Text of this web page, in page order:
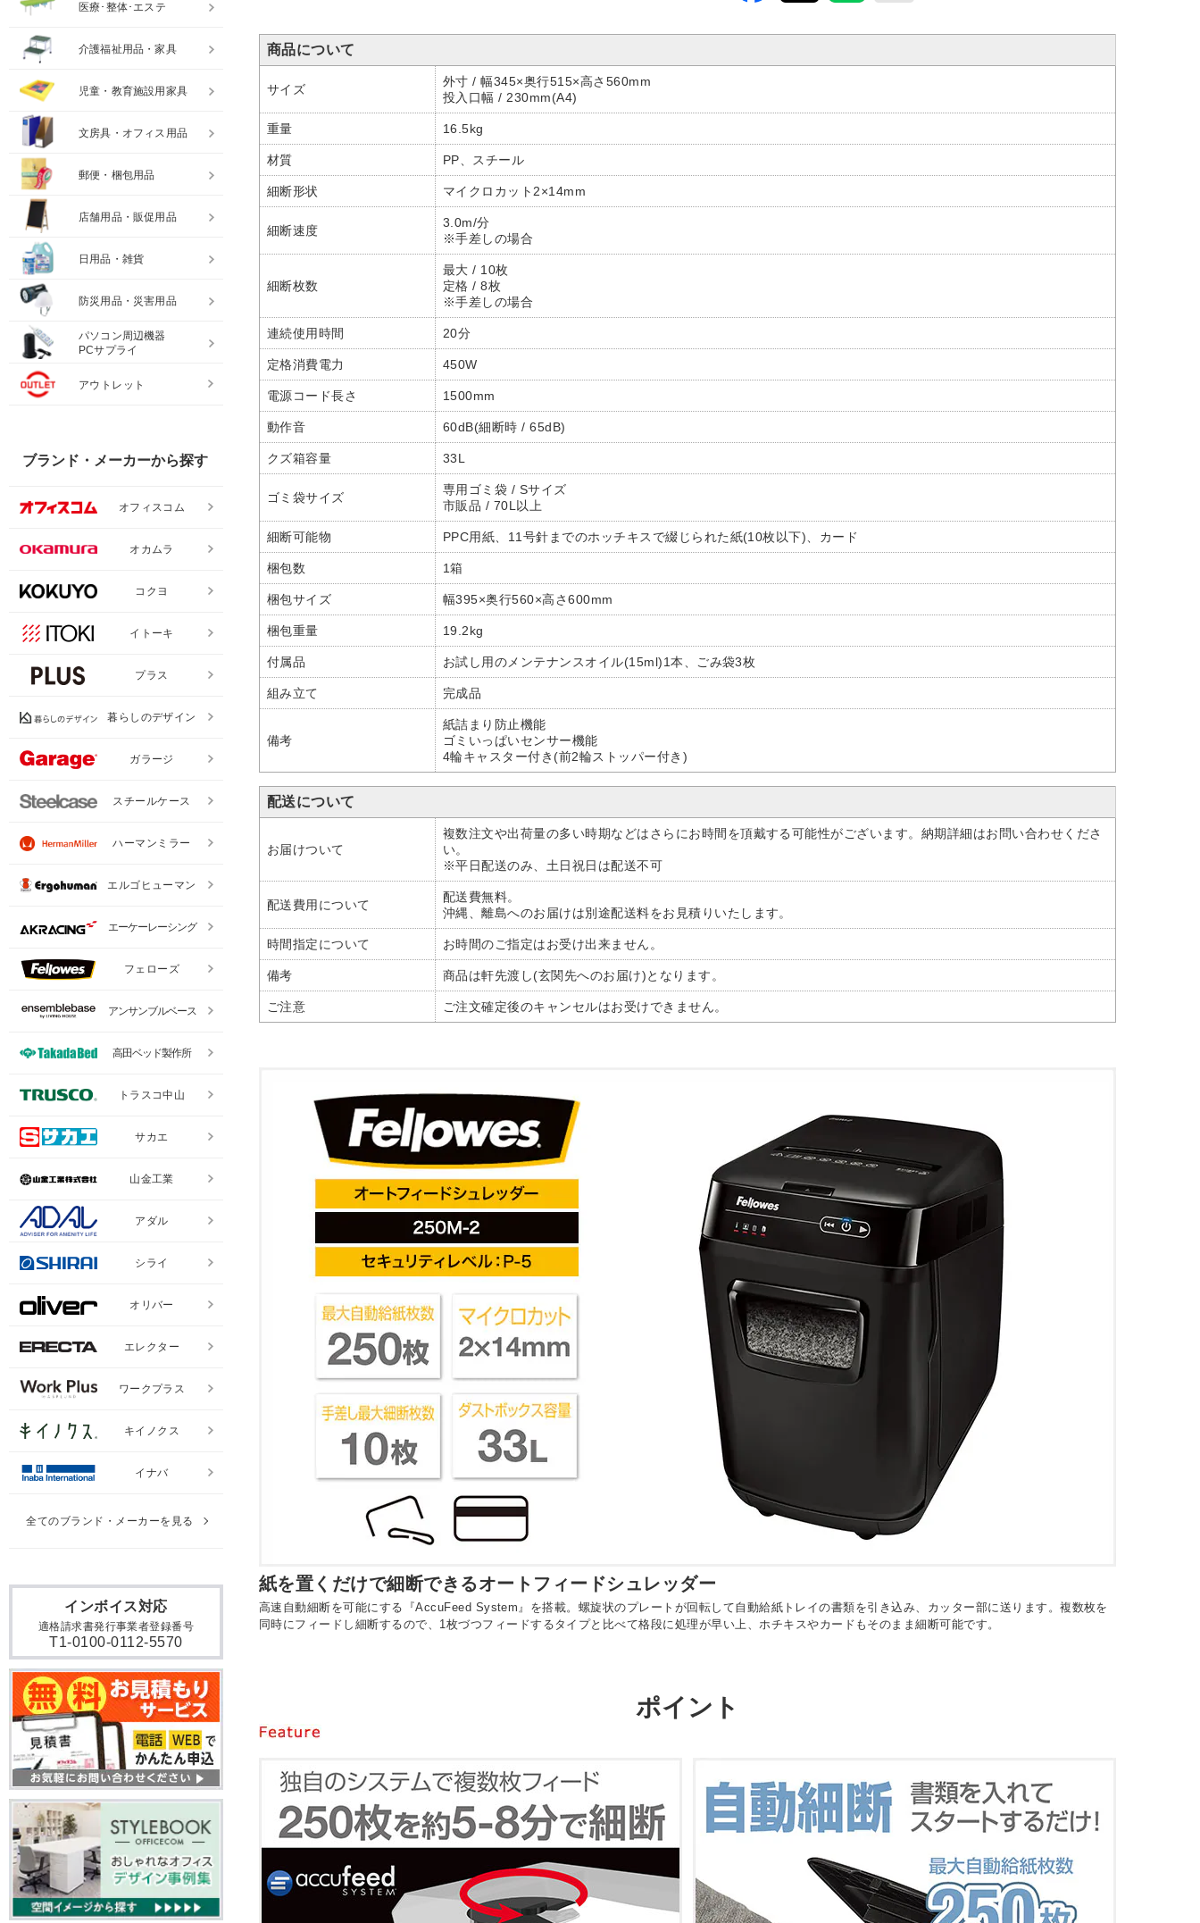
商品について
サイズ
外寸 / 幅345×奥行515×高さ560mm
投入口幅 / 230mm(A4)
重量 16.5kg
材質 PP、スチール
細断形状 マイクロカット2×14mm
細断速度
3.0m/分
※手差しの場合
細断枚数
最大 / 10枚
定格 / 8枚
※手差しの場合
連続使用時間 20分
定格消費電力 450W
電源コード長さ 1500mm
動作音 60dB(細断時 / 65dB)
クズ箱容量 33L
ゴミ袋サイズ
専用ゴミ袋 / Sサイズ
市販品 / 70L以上
細断可能物 PPC用紙、11号針までのホッチキスで綴じられた紙(10枚以下)、カード
梱包数 1箱
梱包サイズ 幅395×奥行560×高さ600mm
梱包重量 19.2kg
付属品 お試し用のメンテナンスオイル(15ml)1本、ごみ袋3枚
組み立て 完成品
備考
紙詰まり防止機能
ゴミいっぱいセンサー機能
4輪キャスター付き(前2輪ストッパー付き)
配送について
お届けついて
複数注文や出荷量の多い時期などはさらにお時間を頂戴する可能性がございます。納期詳細はお問い合わせくださ
い。
※平日配送のみ、土日祝日は配送不可
配送費用について
配送費無料。
沖縄、離島へのお届けは別途配送料をお見積りいたします。
時間指定について お時間のご指定はお受け出来ません。
備考 商品は軒先渡し(玄関先へのお届け)となります。
ご注意 ご注文確定後のキャンセルはお受けできません。
紙を置くだけで細断できるオートフィードシュレッダー
高速自動細断を可能にする『AccuFeed System』を搭載。螺旋状のプレートが回転して自動給紙トレイの書類を引き込み、カッター部に送ります。複数枚を
同時にフィードし細断するので、1枚づつフィードするタイプと比べて格段に処理が早い上、ホチキスやカードもそのまま細断可能です。
ポイント
インボイス対応
適格請求書発行事業者登録番号
T1-0100-0112-5570
医療･整体･エステ
介護福祉用品・家具
児童・教育施設用家具
文房具・オフィス用品
郵便・梱包用品
店舗用品・販促用品
日用品・雑貨
防災用品・災害用品
パソコン周辺機器
PCサプライ
アウトレット
ブランド・メーカーから探す
オフィスコム
オカムラ
コクヨ
イトーキ
プラス
暮らしのデザイン
ガラージ
スチールケース
ハーマンミラー
エルゴヒューマン
エーケーレーシング
フェローズ
アンサンブルベース
高田ベッド製作所
トラスコ中山
サカエ
山金工業
アダル
シライ
オリバー
エレクター
ワークプラス
キイノクス
イナバ
全てのブランド・メーカーを見る